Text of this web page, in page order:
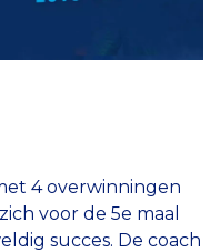
4 overwinningen
voor de 5e maal
succes. De coach